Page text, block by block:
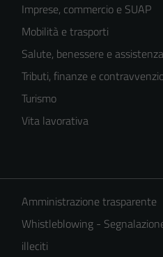
Imprese, commercio e SUAP
Mobilità e trasporti
Salute, benessere e assistenza
Tributi, finanze e
Turismo
Vita lavorativa
Amministrazione trasparente
Whistleblowing -
illeciti